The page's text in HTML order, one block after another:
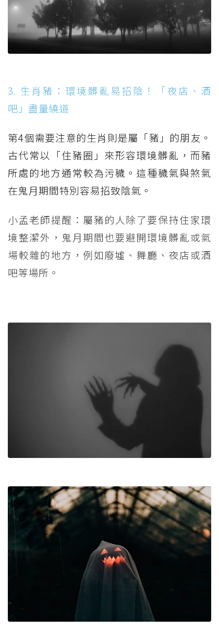
3. 生肖豬：環境髒亂易招陰！「夜店、酒
吧」盡量繞道
第4個需要注意的生肖則是屬「豬」的朋友。
古代常以「住豬圈」來形容環境髒亂，而豬
所處的地方通常較為污穢。這種穢氣與煞氣
在鬼月期間特別容易招致陰氣。
小孟老師提醒：屬豬的人除了要保持住家環
境整潔外，鬼月期間也要避開環境髒亂或氣
場較雜的地方，例如廢墟、舞廳、夜店或酒
吧等場所。